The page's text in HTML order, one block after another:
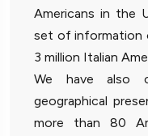
Americans in the
set of information
3 million Italian
We have also
geographical
more than 80